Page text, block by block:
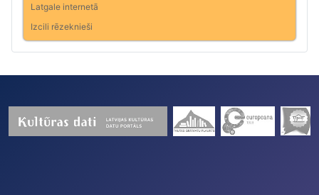
Latgale internetā
Izcili rēzeknieši